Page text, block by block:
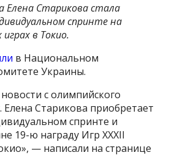
Елена Старикова стала
спринте на
в Токио.
в Национальном
Украины.
с олимпийского
Елена Старикова приобретает
спринте и
19-ю награду Игр XXXII
— написали на странице